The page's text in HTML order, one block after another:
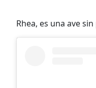
Rhea, es una ave